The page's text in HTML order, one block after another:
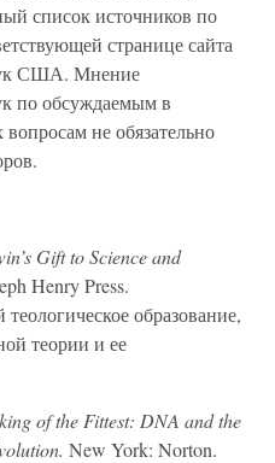
список источников по
странице сайта
США. Мнение
по обсуждаемым в
не обязательно
Gift to Science and
Henry Press.
образование,
теории и ее
of the Fittest: DNA and the
New York: Norton.